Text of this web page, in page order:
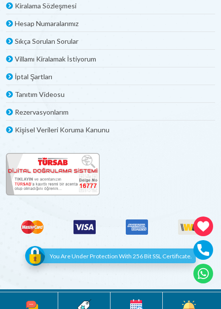
Kiralama Sözleşmesi
Hesap Numaralarımız
Sıkça Sorulan Sorular
Villamı Kiralamak İstiyorum
İptal Şartları
Tanıtım Videosu
Rezervasyonlarım
Kişisel Verileri Koruma Kanunu
You Are Under Protection With 256 Bit SSL Certificate.
© Copyright 2012 - 2022 | All Rights Reserved